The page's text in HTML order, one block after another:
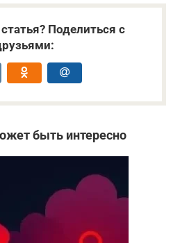
Поделиться с
быть интересно